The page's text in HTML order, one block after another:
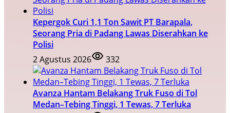
Kepergok Curi 1,1 Ton Sawit PT Barapala,
Seorang Pria di Padang Lawas Diserahkan ke
Polisi
2 Agustus 2026
332
Avanza Hantam Belakang Truk Fuso di Tol
Medan–Tebing Tinggi, 1 Tewas, 7 Terluka